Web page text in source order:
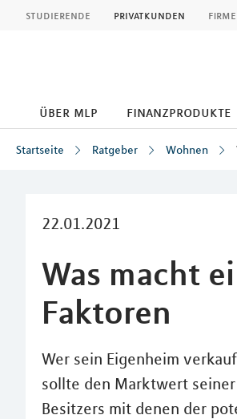
studierende privatkunden
über mlp finanzprodukte
Startseite Ratgeber Wohnen
22.01.2021
Was macht
Faktoren
Wer sein Eigenheim
sollte den Marktwert
Besitzers mit denen der